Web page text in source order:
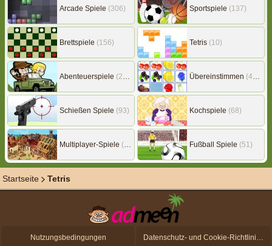
Arcade Spiele (306) Sportspiele (137)
Brettspiele (156) Tetris (10)
Abenteuerspiele (217) Übereinstimmen (453)
Schießen Spiele (93) Kochspiele (68)
Multiplayer-Spiele (149) Fußball Spiele (51)
Startseite Tetris
Nutzungsbedingungen Datenschutz- und Cookie-Richtlinien